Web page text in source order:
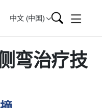
中文 (中国)
弯治疗技